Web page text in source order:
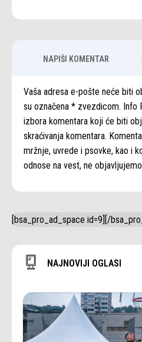
NAPIŠI KOMENTAR
Vaša adresa e-pošte neće biti
su označena * zvezdicom. Info
izbora komentara koji će biti
skraćivanja komentara.
mržnje, uvrede i psovke, kao i
odnose na vest, ne
[bsa_pro_ad_space id=9][/
NAJNOVIJI OGLASI